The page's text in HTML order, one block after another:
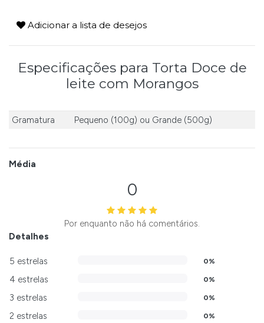
Adicionar a lista de desejos
Especificações para Torta Doce de
leite com Morangos
Gramatura Pequeno (100g) ou Grande (500g)
Média
0
Por enquanto não há comentários.
Detalhes
5 estrelas 0%
4 estrelas 0%
3 estrelas 0%
2 estrelas 0%